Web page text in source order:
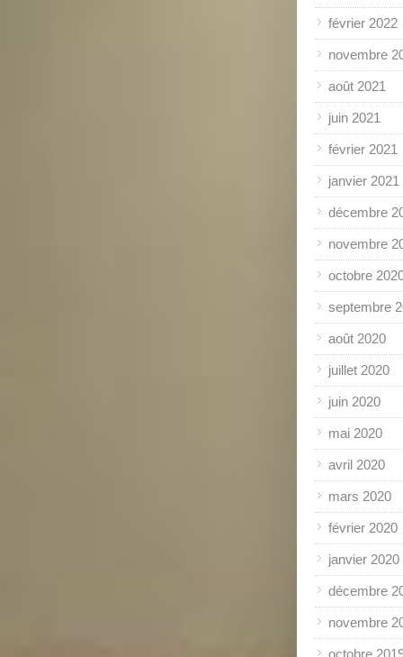
février 2022
novembre
août 2021
juin 2021
février 2021
janvier 2021
décembre
novembre
octobre
septembre
août 2020
juillet 2020
juin 2020
mai 2020
avril 2020
mars 2020
février 2020
janvier 2020
décembre
novembre
octobre